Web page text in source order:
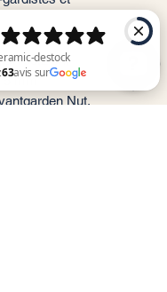
cm
5 mm
Nut,